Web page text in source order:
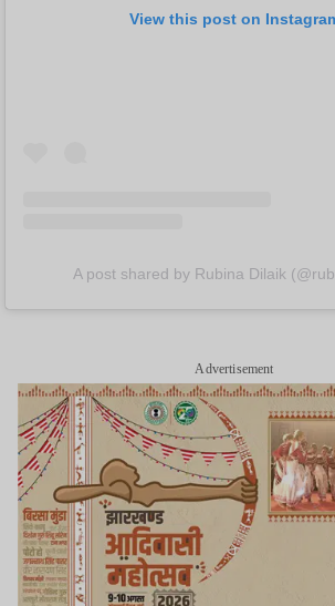
View this post on
A post shared by Rubina Dilaik
Advertisement